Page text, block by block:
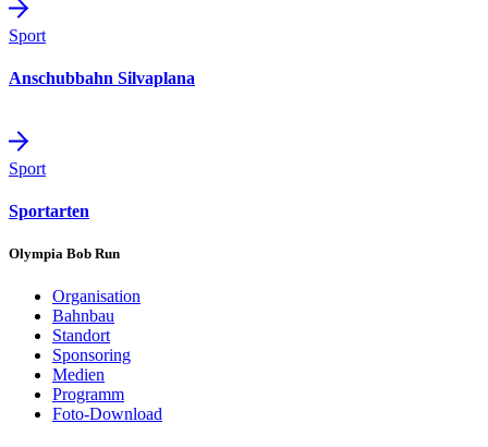
Sport
Anschubbahn Silvaplana
Sport
Sportarten
Olympia Bob Run
Organisation
Bahnbau
Standort
Sponsoring
Medien
Programm
Foto-Download